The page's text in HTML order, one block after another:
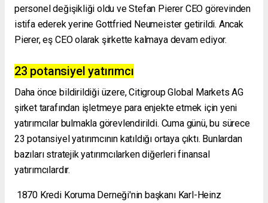
personel değişikliği oldu veStefan Pierer CEO görevinden
istifa ederekyerine Gottfried Neumeister getirildi. Ancak
Pierer, eş CEO olarak şirkette kalmaya devam ediyor.
23 potansiyel yatırımcı
Daha önce bildirildiği üzere, Citigroup Global Markets AG
şirket tarafından işletmeye para enjekte etmek için yeni
yatırımcılar bulmakla görevlendirildi. Cuma günü, bu sürece
23 potansiyel yatırımcının katıldığı ortaya çıktı. Bunlardan
bazıları stratejik yatırımcılarken diğerleri finansal
yatırımcılardır.
1870 Kredi Koruma Derneği'nin başkanı Karl-Heinz